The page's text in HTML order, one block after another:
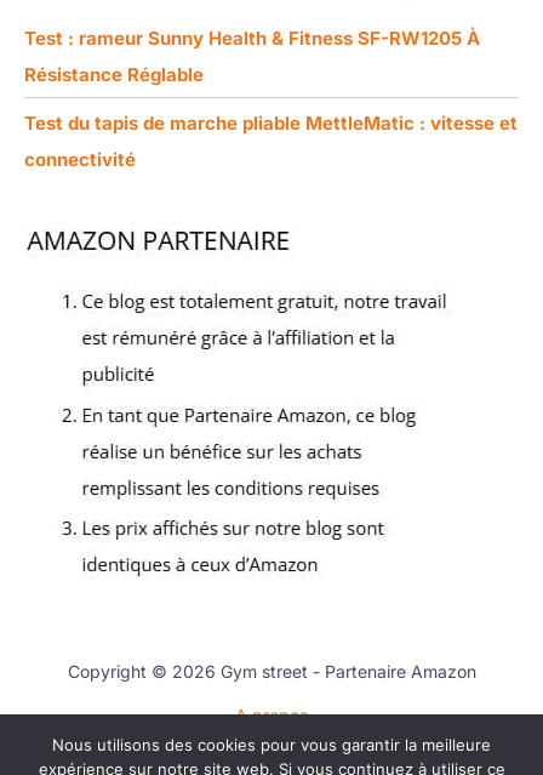
Test : rameur Sunny Health & Fitness SF-RW1205 À
Résistance Réglable
Test du tapis de marche pliable MettleMatic : vitesse et
connectivité
Copyright © 2026 Gym street - Partenaire Amazon
A propos
Contact
Nous utilisons des cookies pour vous garantir la meilleure
expérience sur notre site web. Si vous continuez à utiliser ce